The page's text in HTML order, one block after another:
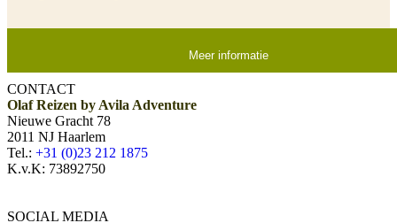
Meer informatie
CONTACT
Olaf Reizen by Avila Adventure
Nieuwe Gracht 78
2011 NJ Haarlem
Tel.: +31 (0)23 212 1875
K.v.K: 73892750
SOCIAL MEDIA